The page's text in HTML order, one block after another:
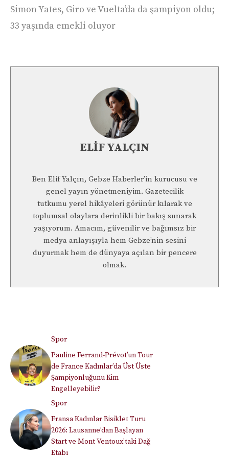
Simon Yates, Giro ve Vuelta’da da şampiyon oldu;
33 yaşında emekli oluyor
ELIF YALÇIN
Ben Elif Yalçın, Gebze Haberler’in kurucusu ve
genel yayın yönetmeniyim. Gazetecilik
tutkumu yerel hikâyeleri görünür kılarak ve
toplumsal olaylara derinlikli bir bakış sunarak
yaşıyorum. Amacım, güvenilir ve bağımsız bir
medya anlayışıyla hem Gebze’nin sesini
duyurmak hem de dünyaya açılan bir pencere
olmak.
Spor
Pauline Ferrand-Prévot’un Tour
de France Kadınlar’da Üst Üste
Şampiyonluğunu Kim
Engelleyebilir?
Spor
Fransa Kadınlar Bisiklet Turu
2026: Lausanne’dan Başlayan
Start ve Mont Ventoux’taki Dağ
Etabı